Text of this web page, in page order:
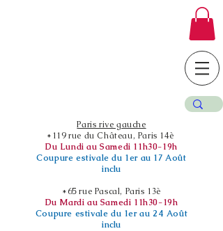
Paris rive gauche
*119 rue du Château, Paris 14è
Du Lundi au Samedi 11h30-19h
Coupure estivale du 1er au 17 Août
inclu
*65 rue Pascal, Paris 13è
Du Mardi au Samedi 11h30-19h
Coupure estivale du 1er au 24 Août
inclu